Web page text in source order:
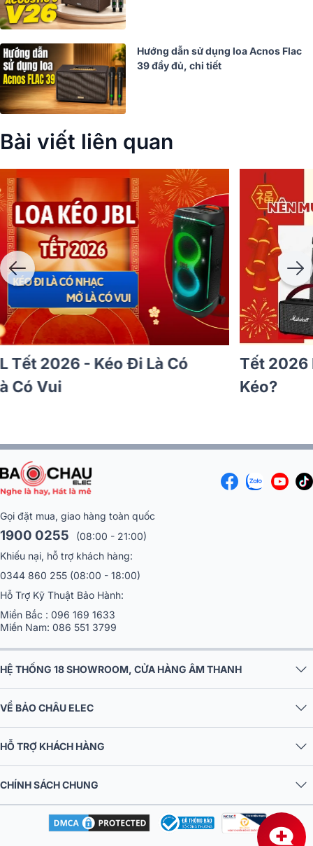
Hướng dẫn sử dụng loa Acnos Flac
39 đầy đủ, chi tiết
Bài viết liên quan
Loa Kéo Bass 50cm Loại Nào Tốt? Gợi Ý
Mẫu Đáng Mua
Gọi đặt mua, giao hàng toàn quốc
1900 0255
(08:00 - 21:00)
Khiếu nại, hỗ trợ khách hàng:
0344 860 255 (08:00 - 18:00)
Hỗ Trợ Kỹ Thuật Bảo Hành:
Miền Bắc : 096 169 1633
Miền Nam: 086 551 3799
HỆ THỐNG 18 SHOWROOM, CỬA HÀNG ÂM THANH
VỀ BẢO CHÂU ELEC
HỖ TRỢ KHÁCH HÀNG
CHÍNH SÁCH CHUNG